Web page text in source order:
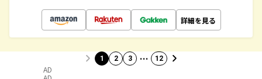
詳細を見る
1 2 3 … 12
AD